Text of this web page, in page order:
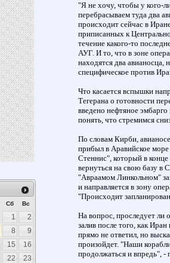
Сб Вс
1
2
8
9
15
16
22
23
"Я не хочу, чтобы у кого-
перебрасываем туда два
происходит сейчас в
приписанных к
течение какого-то
АУГ. И то, что в зоне
находятся два авианосца,
специфическое против
Что касается вспышки
Тегерана о готовности
введено нефтяное
понять, что стремимся
По словам Кирби,
прибыл в Аравийское
Стеннис", который в
вернуться на свою базу в
"Авраамом Линкольном"
и направляется в зону
"Происходит
На вопрос, проследует ли
залив после того, как
прямо не ответил, но
произойдет. "Наши
продолжаться и впредь", -